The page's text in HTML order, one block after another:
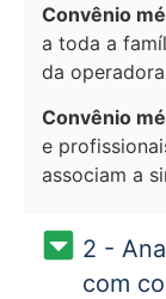
Convênio
a toda a
da
Convênio
e
associam a
2 -
com